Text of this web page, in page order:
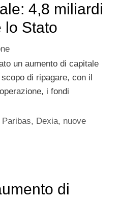
4,8 miliardi
lo Stato
un aumento di capitale
di ripagare, con il
i fondi
Paribas, Dexia, nuove
di